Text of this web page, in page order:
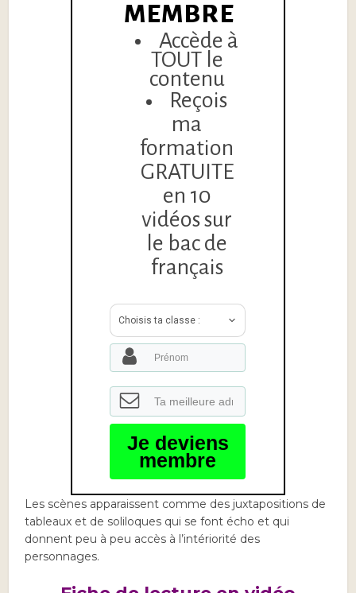
MEMBRE
Accède à
TOUT le
contenu
Reçois
ma
formation
GRATUITE
en 10
vidéos sur
le bac de
français
Choisis ta classe :
Je deviens
membre
Les scènes apparaissent comme des juxtapositions de
tableaux et de soliloques qui se font écho et qui
donnent peu à peu accès à l’intériorité des
personnages.